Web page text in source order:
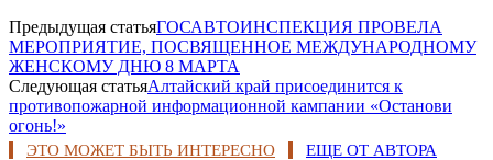
Предыдущая статьяГОСАВТОИНСПЕКЦИЯ ПРОВЕЛА
МЕРОПРИЯТИЕ, ПОСВЯЩЕННОЕ МЕЖДУНАРОДНОМУ
ЖЕНСКОМУ ДНЮ 8 МАРТА
Следующая статьяАлтайский край присоединится к
противопожарной информационной кампании «Останови
огонь!»
ЭТО МОЖЕТ БЫТЬ ИНТЕРЕСНО ЕЩЕ ОТ АВТОРА